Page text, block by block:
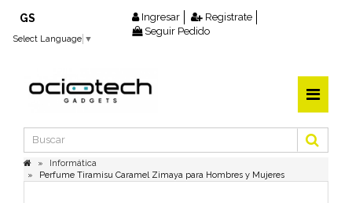
GS
Select Language ▼
Ingresar
Registrate
Seguir Pedido
Informática
Perfume Tiramisu Caramel Zimaya para Hombres y Mujeres